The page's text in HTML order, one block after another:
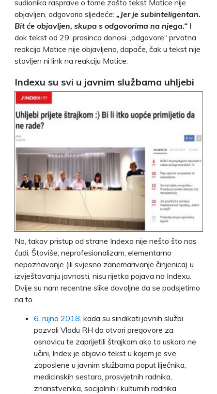
sudionika rasprave o tome zašto tekst Matice nije
objavljen, odgovorio sljedeće: „Jer je subinteligentan.
Bit će objavljen, skupa s odgovorima na njega.“ I
dok tekst od 29. prosinca donosi „odgovore“ prvotna
reakcija Matice nije objavljena, dapače, čak u tekst nije
stavljen ni link na reakciju Matice.
Indexu su svi u javnim službama uhljebi
No, takav pristup od strane Indexa nije nešto što nas
čudi. Štoviše, neprofesionalizam, elementarno
nepoznavanje (ili svjesno zanemarivanje činjenica) u
izvještavanju javnosti, nisu rijetka pojava na Indexu.
Dvije su nam recentne slike dovoljne da se podsjetimo
na to.
6. rujna 2018 . kada su sindikati javnih službi
pozvali Vladu RH da otvori pregovore za
osnovicu te zaprijetili štrajkom ako to uskoro ne
učini, Index je objavio tekst u kojem je sve
zaposlene u javnim službama poput liječnika,
medicinskih sestara, prosvjetnih radnika,
znanstvenika, socijalnih i kulturnih radnika